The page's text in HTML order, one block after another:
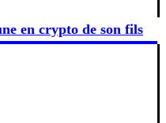
en crypto de son fils